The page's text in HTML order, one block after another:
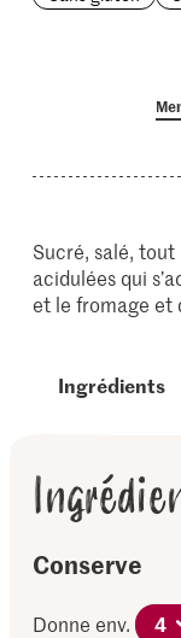
Sucré, salé,
acidulées qui
et le fromage et
Ingrédients
Conserve
Donne env. 4